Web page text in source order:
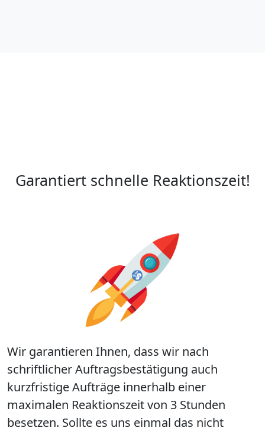
Garantiert schnelle Reaktionszeit!
Wir garantieren Ihnen, dass wir nach
schriftlicher Auftragsbestätigung auch
kurzfristige Aufträge innerhalb einer
maximalen Reaktionszeit von 3 Stunden
besetzen. Sollte es uns einmal das nicht